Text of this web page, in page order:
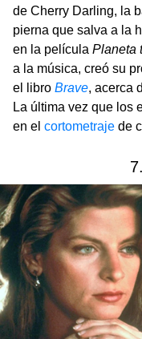
de Cherry Darling, la
pierna que salva a la
en la película Planeta
a la música, creó su
el libro Brave, acerca
La última vez que los
en el cortometraje de